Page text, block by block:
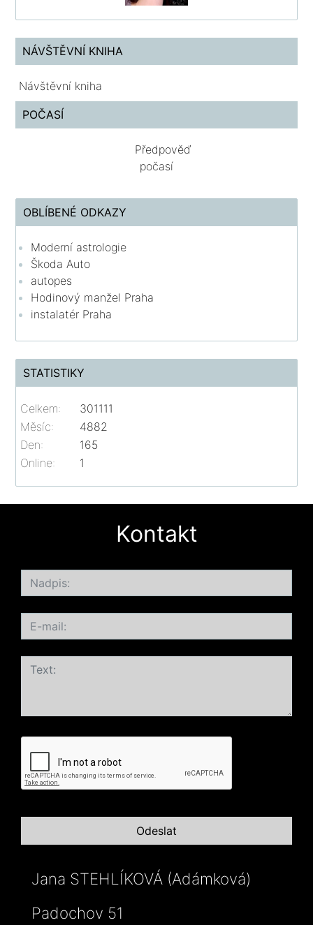
NÁVŠTĚVNÍ KNIHA
Návštěvní kniha
POČASÍ
Předpověď
počasí
OBLÍBENÉ ODKAZY
Moderní astrologie
Škoda Auto
autopes
Hodinový manžel Praha
instalatér Praha
STATISTIKY
Online: 1
Celkem:
301111
Měsíc:
4882
Den:
165
Kontakt
Jana STEHLÍKOVÁ (Adámková)
Padochov 51